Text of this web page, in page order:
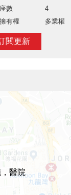
數
4
有權
多業權
閱更新
醫院